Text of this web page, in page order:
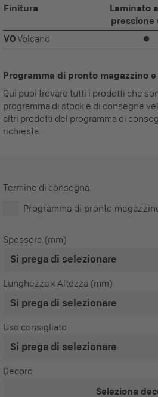
Finitura
Laminato
pressione
VOVolcano ⏺
Programma di pronto magazzino
Qui puoi trovare tutti i prodotti che
programma di stock e di consegne
altri prodotti del programma di
richiesta.
Termine di consegna
Programma di pronto
Spessore (mm)
Lunghezza x Altezza (mm)
Uso consigliato
Decoro
Seleziona